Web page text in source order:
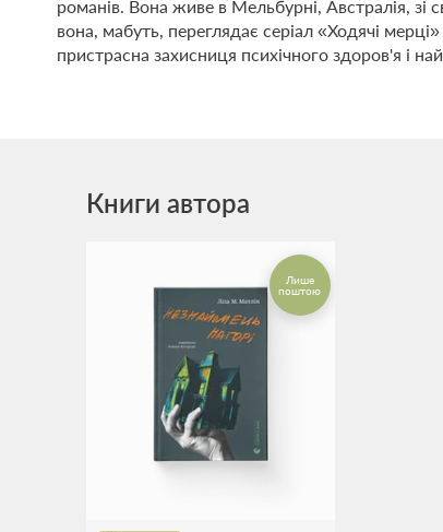
романів. Вона живе в Мельбурні, Австралія,
вона, мабуть, переглядає серіал «Ходячі
пристрасна захисниця психічного здоров'я і
Книги автора
Лише
поштою